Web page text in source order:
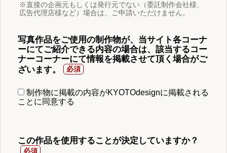
※直接の企画元もしくは発行元でない（委託制作会社様、
広告代理店様など）場合は、ご申請いただけません。
写真作品をご使用の制作物が、当サイト各コーナ
ーにてご紹介できる内容の場合は、該当するコー
ナーコーナーにて情報を掲載させて頂く場合がご
ざいます。
制作物に掲載の内容がKYOTOdesignに掲載される
ことに同意する
この作品を使用することが決定していますか？